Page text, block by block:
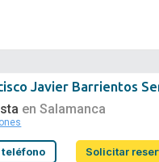
Soporte
Javier Barrientos
en Salamanca
teléfono Solicitar